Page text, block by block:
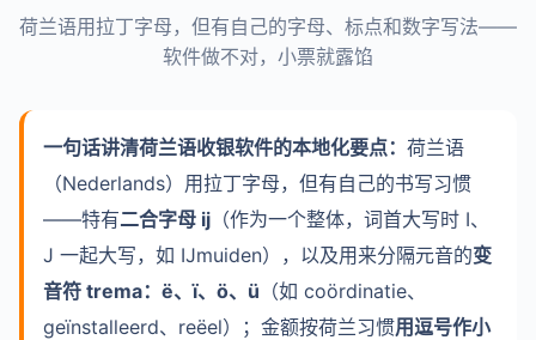
荷兰语用拉丁字母，但有自己的字母、标点和数字写法——
软件做不对，小票就露馅
一句话讲清荷兰语收银软件的本地化要点： 荷兰语
（Nederlands）用拉丁字母，但有自己的书写习惯
——特有二合字母 ij （作为一个整体，词首大写时 I、
J 一起大写，如 IJmuiden），以及用来分隔元音的变
音符 trema：ë、ï、ö、ü （如 coördinatie、
geïnstalleerd、reëel）；金额按荷兰习惯用逗号作小